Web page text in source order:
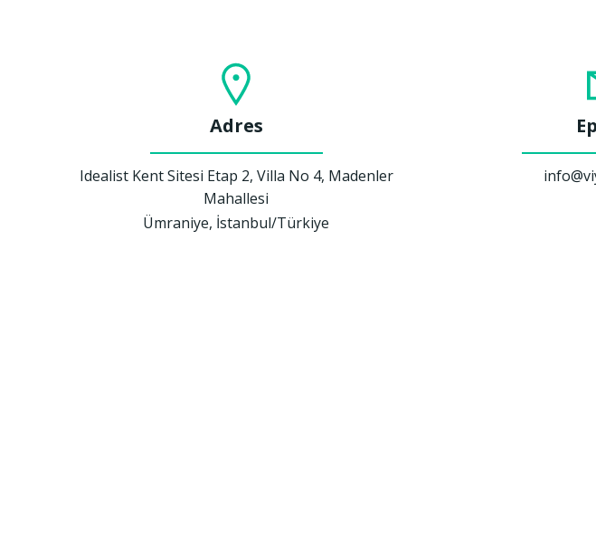
Adres
Idealist Kent Sitesi Etap 2, Villa No 4, Madenler
Mahallesi
Ümraniye, İstanbul/Türkiye